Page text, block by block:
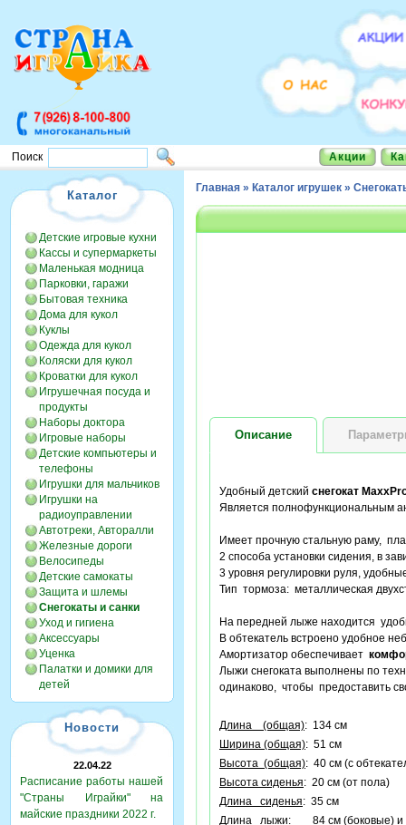
Поиск Акции
Каталог
Детские игровые кухни
Кассы и супермаркеты
Маленькая модница
Парковки, гаражи
Бытовая техника
Дома для кукол
Куклы
Одежда для кукол
Коляски для кукол
Кроватки для кукол
Игрушечная посуда и
продукты
Наборы доктора
Игровые наборы
Детские компьютеры и
телефоны
Игрушки для мальчиков
Игрушки на
радиоуправлении
Автотреки, Авторалли
Железные дороги
Велосипеды
Детские самокаты
Защита и шлемы
Снегокаты и санки
Уход и гигиена
Аксессуары
Уценка
Палатки и домики для
детей
Новости
22.04.22
Расписание работы нашей
"Страны Играйки" на
майские праздники 2022 г.
Главная » Каталог игрушек »
Описание
Удобный детский снегокат
Является полнофункциональным
Имеет прочную стальную раму,
2 способа установки сидения, в
3 уровня регулировки руля,
Тип тормоза: металлическая
На передней лыже находится
В обтекатель встроено удобное
Амортизатор обеспечивает
Лыжи снегоката выполнены по
одинаково, чтобы предоставить
Длина (общая): 134 см
Ширина (общая): 51 см
Высота (общая): 40 см (с
Высота сиденья: 20 см (от пола)
Длина сиденья: 35 см
Длина лыжи: 84 см (боковые) и